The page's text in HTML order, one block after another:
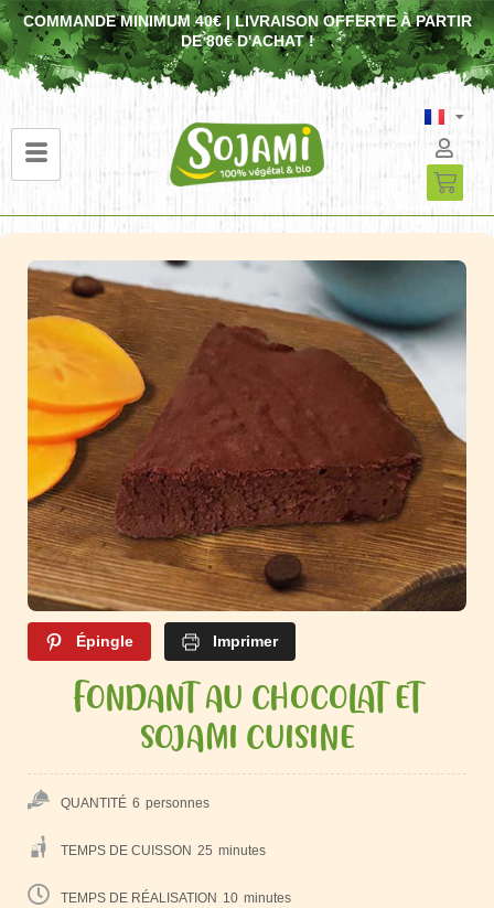
COMMANDE MINIMUM 40€ | LIVRAISON OFFERTE À PARTIR
DE 80€ D'ACHAT !
Épingle Imprimer
FONDANT AU CHOCOLAT ET
SOJAMI CUISINE
QUANTITÉ 6 personnes
TEMPS DE CUISSON 25 minutes
TEMPS DE RÉALISATION 10 minutes